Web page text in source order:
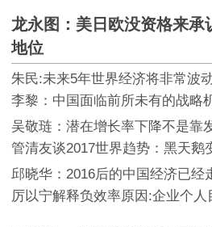
龙永图：美日欧没资格来承
地位
朱民:未来5年世界经济将非常波
李黎：中国面临前所未有的战略
吴敬琏：潜在增长率下降不是靠
管清友谈2017世界趋势：黑天鹅
邱晓华：2016后的中国经济已经
厉以宁解释负效率原因:企业个人